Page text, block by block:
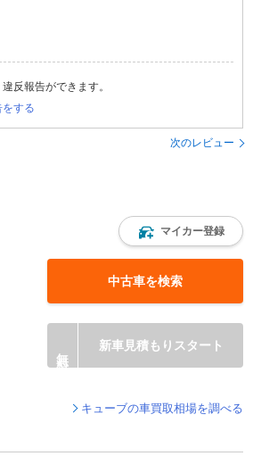
反報告ができます。
をする
次のレビュー
マイカー登録
中古車を検索
新車見積もりスタート
キューブの車買取相場を調べる